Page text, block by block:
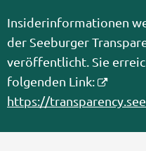
Insiderinformationen
der Seeburger
veröffentlicht. Sie
folgenden Link:
https://